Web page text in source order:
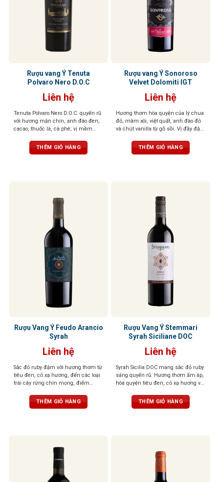
Rượu vang Ý Tenuta
Polvaro Nero D.O.C
Liên hệ
Tenuta Polvaro Nero D.O.C. quyến rũ
với hương mận chín, anh đào đen,
cacao, thuốc lá, cà phê; vị mềm
tượng khó quênTHÊM GIỎ HÀNG
Rượu vang Ý Sonoroso
Velvet Dolomiti IGT
Liên hệ
Hương thơm hòa quyện của lý chua
đỏ, mâm xôi, việt quất, anh đào đỏ
và chút vanilla từ gỗ sồi. Vị đầy đặn,
bằng. Màu sắc đỏ sâu, đậm đà,
cuốn hút
THÊM GIỎ HÀNG
Rượu Vang Ý Feudo Arancio
Syrah
Liên hệ
Sắc đỏ ruby đậm với hương thơm từ
tiêu đen, cỏ xạ hương, đến các loại
trái cây rừng chín mọng, điểm
Tannin mềm mượt, tròn đầy cân
đối, tạo nên một tổng thể hài hòa
THÊM GIỎ HÀNG
Rượu Vang Ý Stemmari
Syrah Siciliane DOC
Liên hệ
Syrah Sicilia DOC mang sắc đỏ ruby
sáng quyến rũ. Hương thơm ấm áp,
hòa quyện tiêu đen, cỏ xạ hương và
mịn như nhung, cân bằng, dễ chịu,
hậu vị dài, để lại ấn tượng tinh tế và
THÊM GIỎ HÀNG